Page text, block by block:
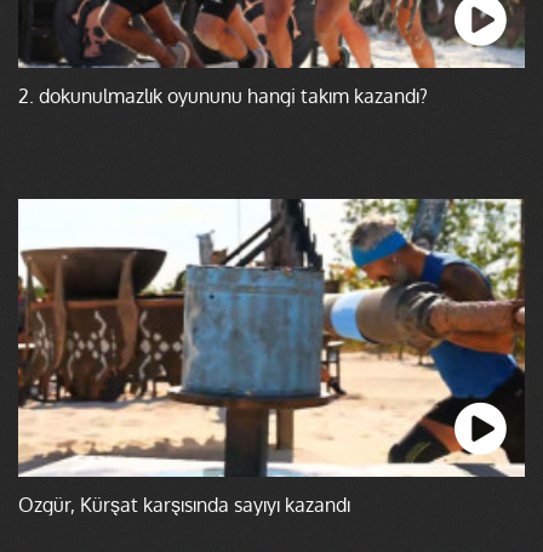
2. dokunulmazlık oyununu hangi takım kazandı?
Özgür, Kürşat karşısında sayıyı kazandı